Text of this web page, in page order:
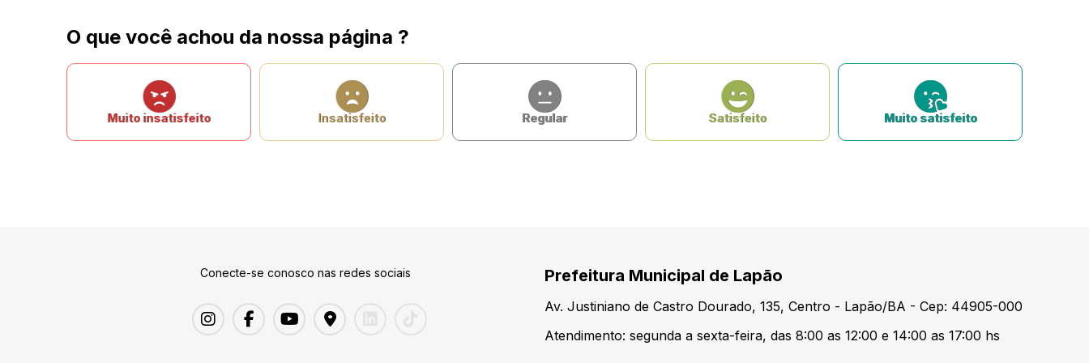
O que você achou da nossa página ?
Muito insatisfeito Insatisfeito Regular Satisfeito Muito satisfeito
Conecte-se conosco nas redes sociais Prefeitura Municipal de Lapão
Av. Justiniano de Castro Dourado, 135, Centro - Lapão/BA - Cep: 44905-000
Atendimento: segunda a sexta-feira, das 8:00 as 12:00 e 14:00 as 17:00 hs